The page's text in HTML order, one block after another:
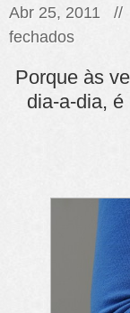
Abr 25, 2011
fechados
on
HeArts
Porque às
dia-a-dia,